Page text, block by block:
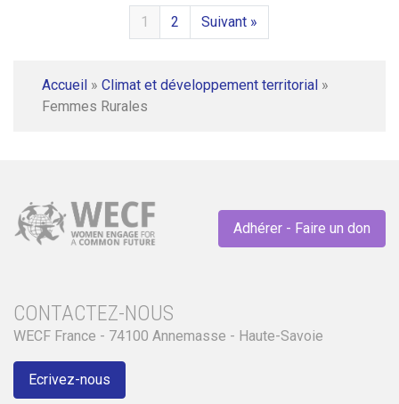
1 2 Suivant »
Accueil » Climat et développement territorial »
Femmes Rurales
Adhérer - Faire un don
CONTACTEZ-NOUS
WECF France - 74100 Annemasse - Haute-Savoie
Ecrivez-nous